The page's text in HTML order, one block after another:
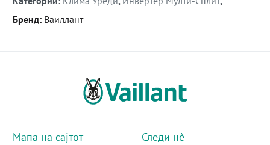
Бренд: Ваиллант
Мапа на сајтот Следи нè